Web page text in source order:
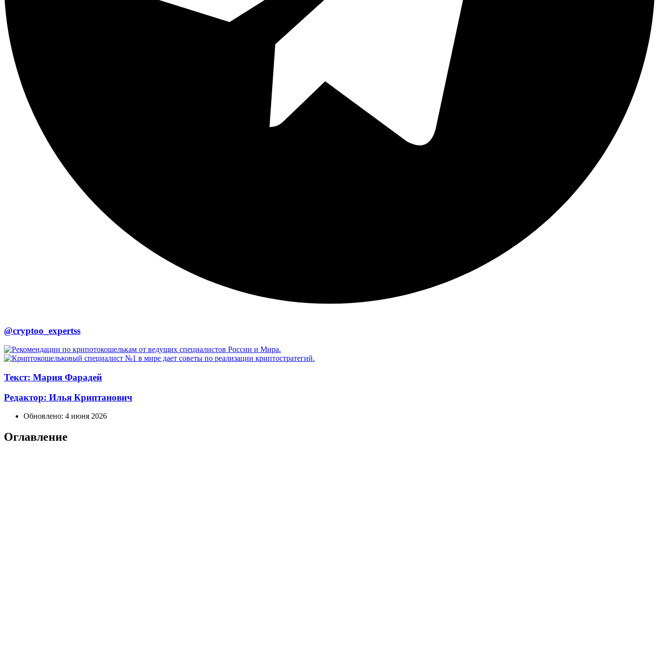
@cryptoo_expertss
Текст: Мария Фарадей
Редактор: Илья Криптанович
Обновлено: 4 июня 2026
Оглавление